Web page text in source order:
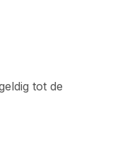
tot de